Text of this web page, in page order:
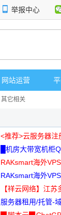
举报中心
网站运营
其它相关
<推荐>云服务器
█机房大带宽机柜
RAKsmart海外
用★
RAKsmart海外
用★
【祥云网络】江
服务器租用/托管-